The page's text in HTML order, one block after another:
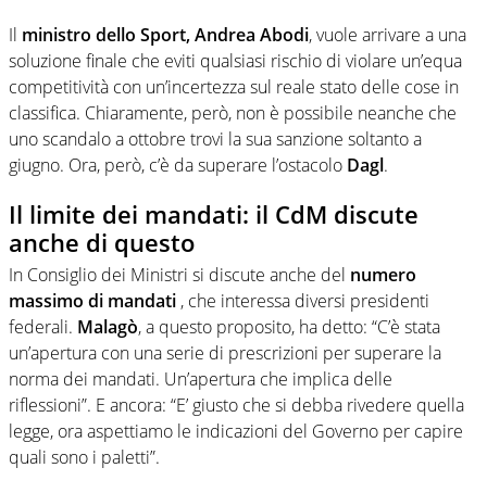
Il ministro dello Sport, Andrea Abodi, vuole arrivare a una
soluzione finale che eviti qualsiasi rischio di violare un’equa
competitività con un’incertezza sul reale stato delle cose in
classifica. Chiaramente, però, non è possibile neanche che
uno scandalo a ottobre trovi la sua sanzione soltanto a
giugno. Ora, però, c’è da superare l’ostacolo Dagl.
Il limite dei mandati: il CdM discute
anche di questo
In Consiglio dei Ministri si discute anche del numero
massimo di mandati, che interessa diversi presidenti
federali. Malagò, a questo proposito, ha detto: “C’è stata
un’apertura con una serie di prescrizioni per superare la
norma dei mandati. Un’apertura che implica delle
riflessioni”. E ancora: “E’ giusto che si debba rivedere quella
legge, ora aspettiamo le indicazioni del Governo per capire
quali sono i paletti”.